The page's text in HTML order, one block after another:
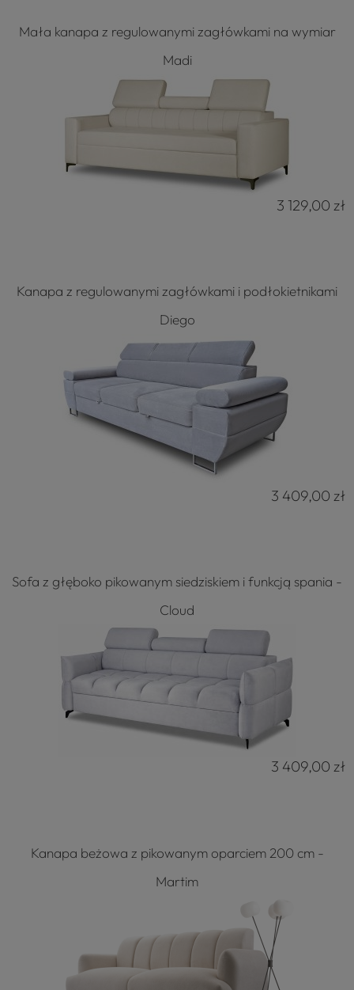
Mała kanapa z regulowanymi zagłówkami na wymiar
Madi
3 129,00 zł
Kanapa z regulowanymi zagłówkami i podłokietnikami
Diego
3 409,00 zł
Sofa z głęboko pikowanym siedziskiem i funkcją spania -
Cloud
3 409,00 zł
Kanapa beżowa z pikowanym oparciem 200 cm -
Martim